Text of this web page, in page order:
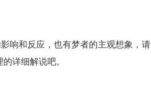
响和反应，也有梦者的主观想象，请
详细解说吧。